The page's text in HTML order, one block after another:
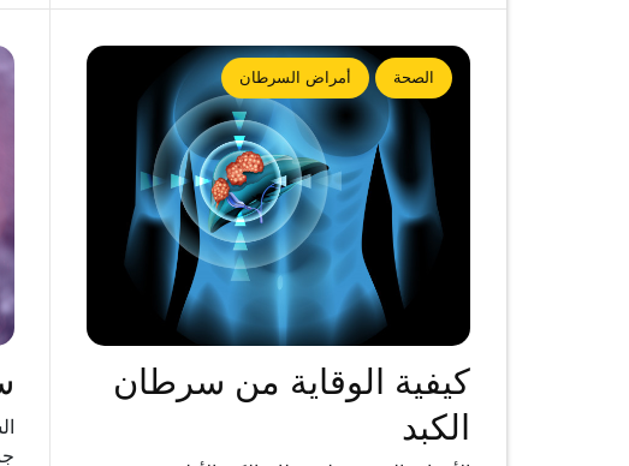
الصحة أمراض السرطان
كيفية الوقاية من سرطان
الكبد